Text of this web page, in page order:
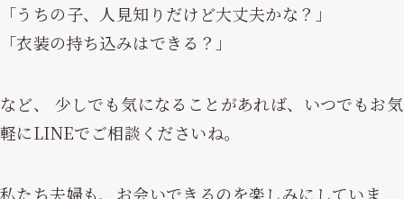
「うちの子、人見知りだけど大丈夫かな？」
「衣装の持ち込みはできる？」
など、 少しでも気になることがあれば、いつでもお気
軽にLINEでご相談くださいね。
私たち夫婦も、お会いできるのを楽しみにしていま